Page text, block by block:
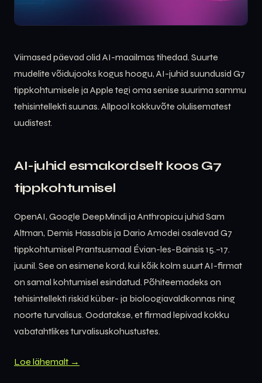
Viimased päevad olid AI-maailmas tihedad. Suurte
mudelite võidujooks kogus hoogu, AI-juhid suundusid G7
tippkohtumisele ja Apple tegi oma senise suurima sammu
tehisintellekti suunas. Allpool kokkuvõte olulisematest
uudistest.
AI-juhid esmakordselt koos G7
tippkohtumisel
OpenAI, Google DeepMindi ja Anthropicu juhid Sam
Altman, Demis Hassabis ja Dario Amodei osalevad G7
tippkohtumisel Prantsusmaal Évian-les-Bainsis 15.–17.
juunil. See on esimene kord, kui kõik kolm suurt AI-firmat
on samal kohtumisel esindatud. Põhiteemadeks on
tehisintellekti riskid küber- ja bioloogiavaldkonnas ning
noorte turvalisus. Oodatakse, et firmad lepivad kokku
vabatahtlikes turvalisuskohustustes.
Loe lähemalt →